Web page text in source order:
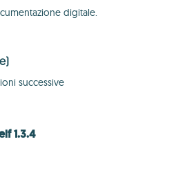
digitale.
successive
1.3.4